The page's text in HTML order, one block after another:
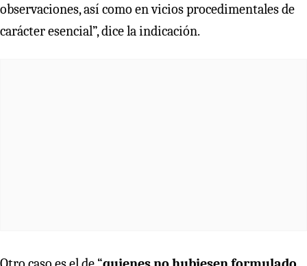
observaciones, así como en vicios procedimentales de
carácter esencial”, dice la indicación.